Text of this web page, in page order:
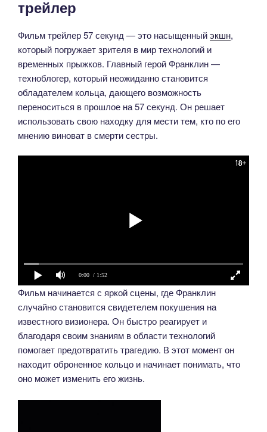
трейлер
Фильм трейлер 57 секунд — это насыщенныйэкшн,
который погружает зрителя в мир технологий и
временных прыжков. Главный герой Франклин —
техноблогер, который неожиданно становится
обладателем кольца, дающего возможность
переноситься в прошлое на 57 секунд. Он решает
использовать свою находку для мести тем, кто по его
мнению виноват в смерти сестры.
0:00 / 1:52
Фильм начинается с яркой сцены, где Франклин
случайно становится свидетелем покушения на
известного визионера. Он быстро реагирует и
благодаря своим знаниям в области технологий
помогает предотвратить трагедию. В этот момент он
находит оброненное кольцо и начинает понимать, что
оно может изменить его жизнь.